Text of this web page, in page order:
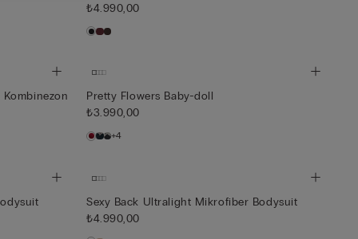
₺4.990,00
Pretty Flowers Baby-doll
₺3.990,00
+4
Sexy Back Ultralight Mikrofiber Bodysuit
₺4.990,00